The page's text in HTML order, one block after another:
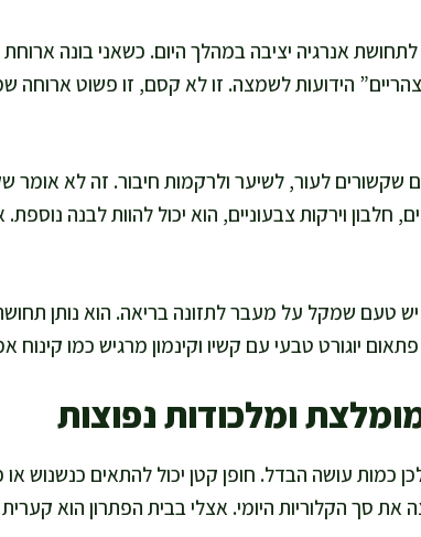
אנרגיה יציבה במהלך היום. כשאני בונה ארוחת
הידועות לשמצה. זו לא קסם, זו פשוט ארוחה
שקשורים לעור, לשיער ולרקמות חיבור. זה לא אומר
חלבון וירקות צבעוניים, הוא יכול להוות לבנה נוספת.
יש טעם שמקל על מעבר לתזונה בריאה. הוא נותן
יוגורט טבעי עם קשיו וקינמון מרגיש כמו קינוח
ומלכודות נפוצות
כמות עושה הבדל. חופן קטן יכול להתאים
את סך הקלוריות היומי. אצלי בבית הפתרון הוא